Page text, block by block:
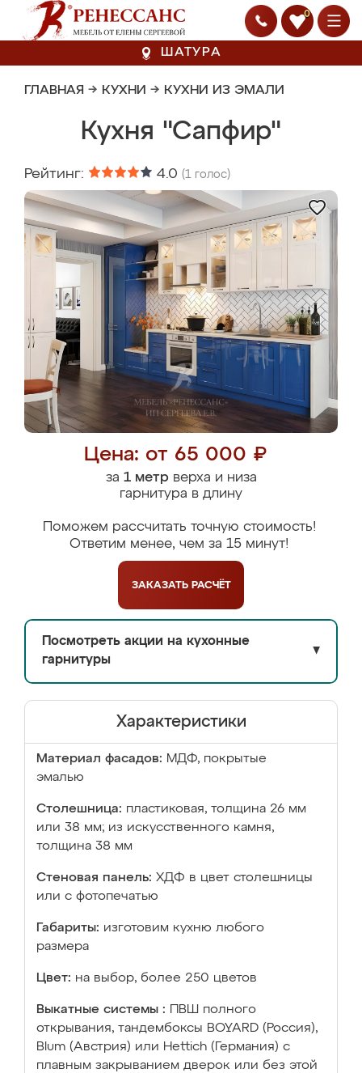
0
ШАТУРА
ГЛАВНАЯ → КУХНИ → КУХНИ ИЗ ЭМАЛИ
Кухня "Сапфир"
Рейтинг: 4.0 (1 голос)
Цена: от 65 000 ₽
за 1 метрверха и низа
гарнитура в длину
Поможем рассчитать точную стоимость!
Ответим менее, чем за 15 минут!
ЗАКАЗАТЬ РАСЧЁТ
Посмотреть акции на кухонные
гарнитуры
▼
Характеристики
Материал фасадов: МДФ, покрытые
эмалью
Столешница: пластиковая, толщина 26 мм
или 38 мм; из искусственного камня,
толщина 38 мм
Стеновая панель: ХДФ в цвет столешницы
или с фотопечатью
Габариты: изготовим кухню любого
размера
Цвет: на выбор, более 250 цветов
Выкатные системы :
ПВШ полного
открывания, тандембоксы BOYARD (Россия),
Blum (Австрия) или Hettich (Германия) с
плавным закрыванием дверок или без этой